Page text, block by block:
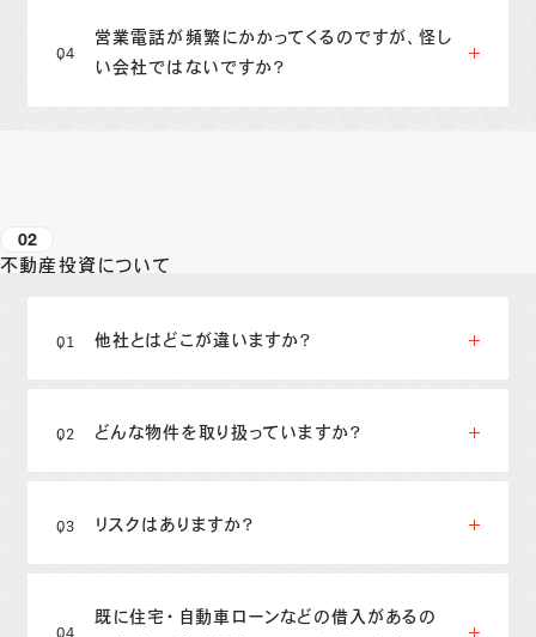
営業電話が頻繁にかかってくるのですが、怪し
い会社ではないですか？
02
不動産投資について
他社とはどこが違いますか？
どんな物件を取り扱っていますか？
リスクはありますか？
既に住宅・自動車ローンなどの借入があるの